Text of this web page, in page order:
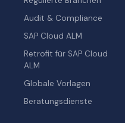
Audit & Compliance
SAP Cloud ALM
Retrofit für SAP Cloud
ALM
Globale Vorlagen
Beratungsdienste